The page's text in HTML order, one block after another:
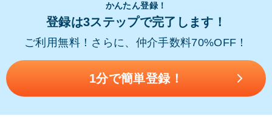
かんたん登録！
登録は3ステップで完了します！
ご利用無料！さらに、仲介手数料70%OFF！
1分で簡単登録！